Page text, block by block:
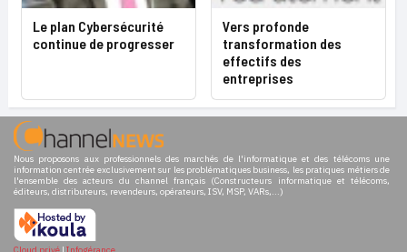
Le plan Cybersécurité
continue de progresser
Vers profonde
transformation des
effectifs des
entreprises
Nous proposons aux professionnels des marchés de l'informatique et des télécoms une
information centrée exclusivement sur les problématiques business, les pratiques métiers de
l'ensemble des acteurs du channel français (Constructeurs informatique et télécoms,
éditeurs, distributeurs, revendeurs, opérateurs, ISV, MSP, VARs,...)